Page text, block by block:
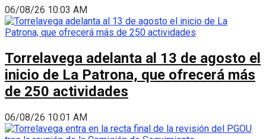
06/08/26 10:03 AM
Torrelavega adelanta al 13 de agosto el
inicio de La Patrona, que ofrecerá más
de 250 actividades
06/08/26 10:01 AM